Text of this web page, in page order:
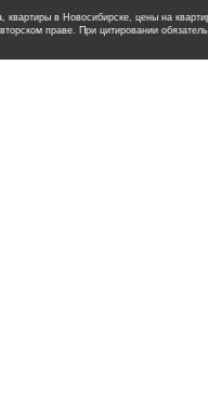
в Новосибирске, цены на
праве. При цитировании